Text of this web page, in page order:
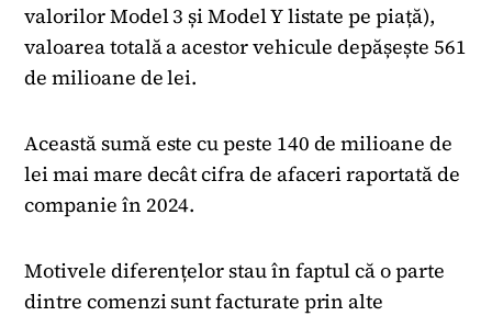
valorilor Model 3 și Model Y listate pe piață),
valoarea totală a acestor vehicule depășește 561
de milioane de lei.
Această sumă este cu peste 140 de milioane de
lei mai mare decât cifra de afaceri raportată de
companie în 2024.
Motivele diferențelor stau în faptul că o parte
dintre comenzi sunt facturate prin alte